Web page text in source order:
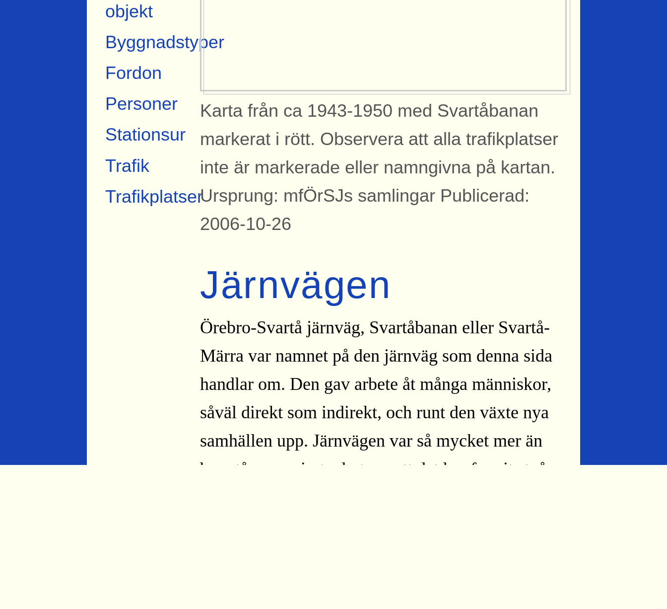
objekt
Byggnadstyper
Fordon
Personer
Stationsur
Trafik
Trafikplatser
Karta från ca 1943-1950 med Svartåbanan
markerat i rött. Observera att alla trafikplatser
inte är markerade eller namngivna på kartan.
Ursprung: mfÖrSJs samlingar Publicerad:
2006-10-26
Järnvägen
Örebro-Svartå järnväg, Svartåbanan eller Svartå-
Märra var namnet på den järnväg som denna sida
handlar om. Den gav arbete åt många människor,
såväl direkt som indirekt, och runt den växte nya
samhällen upp. Järnvägen var så mycket mer än
bara tågen – visste du t.ex. att det har funnits två